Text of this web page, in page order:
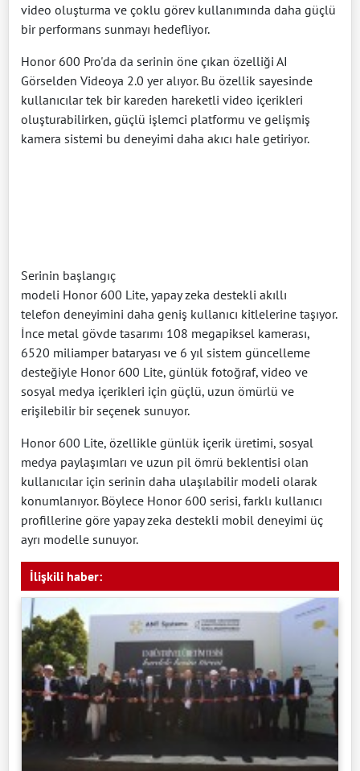
video oluşturma ve çoklu görev kullanımında daha güçlü
bir performans sunmayı hedefliyor.
Honor 600 Pro'da da serinin öne çıkan özelliği AI
Görselden Videoya 2.0 yer alıyor. Bu özellik sayesinde
kullanıcılar tek bir kareden hareketli video içerikleri
oluşturabilirken, güçlü işlemci platformu ve gelişmiş
kamera sistemi bu deneyimi daha akıcı hale getiriyor.
Serinin başlangıç
modeli Honor 600 Lite, yapay zeka destekli akıllı
telefon deneyimini daha geniş kullanıcı kitlelerine taşıyor.
İnce metal gövde tasarımı 108 megapiksel kamerası,
6520 miliamper bataryası ve 6 yıl sistem güncelleme
desteğiyle Honor 600 Lite, günlük fotoğraf, video ve
sosyal medya içerikleri için güçlü, uzun ömürlü ve
erişilebilir bir seçenek sunuyor.
Honor 600 Lite, özellikle günlük içerik üretimi, sosyal
medya paylaşımları ve uzun pil ömrü beklentisi olan
kullanıcılar için serinin daha ulaşılabilir modeli olarak
konumlanıyor. Böylece Honor 600 serisi, farklı kullanıcı
profillerine göre yapay zeka destekli mobil deneyimi üç
ayrı modelle sunuyor.
İlişkili haber: